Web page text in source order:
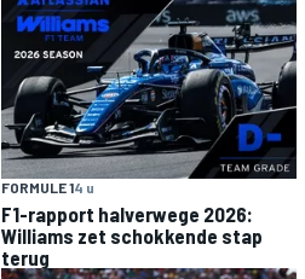
FORMULE 14 u
F1-rapport halverwege 2026:
Williams zet schokkende stap
terug